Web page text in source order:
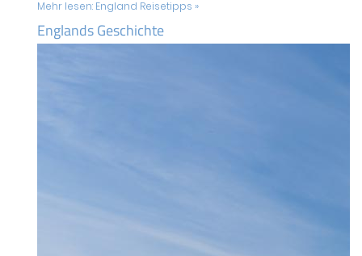
Mehr lesen: England Reisetipps »
Englands Geschichte